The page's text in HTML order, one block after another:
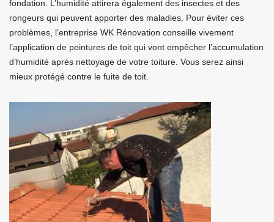
fondation. L’humidité attirera également des insectes et des
rongeurs qui peuvent apporter des maladies. Pour éviter ces
problèmes, l’entreprise WK Rénovation conseille vivement
l’application de peintures de toit qui vont empêcher l’accumulation
d’humidité après nettoyage de votre toiture. Vous serez ainsi
mieux protégé contre le fuite de toit.